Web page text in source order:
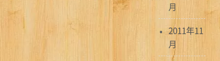
月
2011年11
月